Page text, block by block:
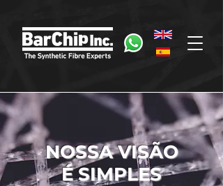
NOSSA VISÃO
É SIMPLES